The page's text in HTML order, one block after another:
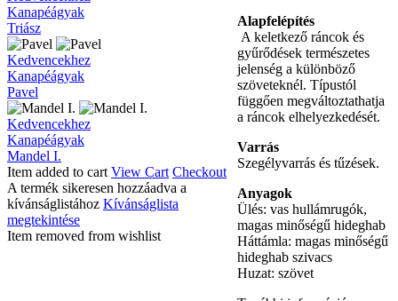
Alapfelépítés
A keletkező ráncok és
gyűrődések természetes
jelenség a különböző
szöveteknél. Típustól
függően megváltoztathatja
a ráncok elhelyezkedését.
Varrás
Szegélyvarrás és tűzések.
Anyagok
Ülés: vas hullámrugók,
magas minőségű hideghab
Háttámla: magas minőségű
hideghab szivacs
Huzat: szövet
Kanapéágyak
Triász
Pavel
Kedvencekhez
Kanapéágyak
Pavel
Mandel
I.
Kedvencekhez
Kanapéágyak
Mandel I.
Item added to cart View Cart Checkout
A termék sikeresen hozzáadva a
kívánságlistához Kívánságlista
megtekintése
Item removed from wishlist